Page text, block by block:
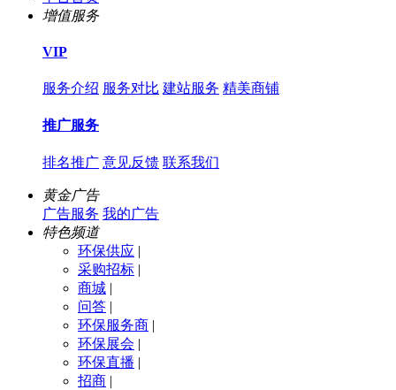
增值服务
VIP
服务介绍 服务对比 建站服务 精美商铺
推广服务
排名推广 意见反馈 联系我们
黄金广告
广告服务 我的广告
特色频道
环保供应 |
采购招标 |
商城 |
问答 |
环保服务商 |
环保展会 |
环保直播 |
招商 |